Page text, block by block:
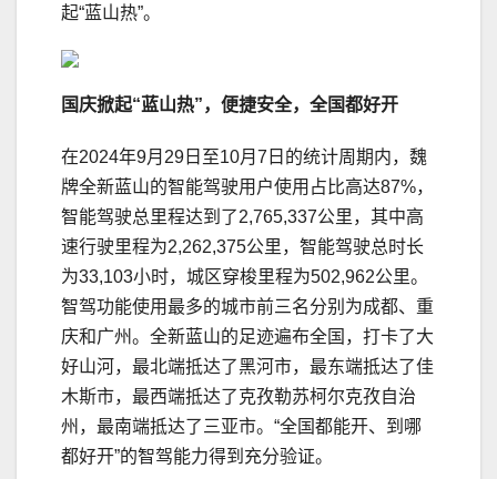
起“蓝山热”。
国庆掀起“蓝山热”， 便捷安全，全国都好开
在2024年9月29日至10月7日的统计周期内，魏
牌全新蓝山的智能驾驶用户使用占比高达87%，
智能驾驶总里程达到了2,765,337公里，其中高
速行驶里程为2,262,375公里，智能驾驶总时长
为33,103小时，城区穿梭里程为502,962公里。
智驾功能使用最多的城市前三名分别为成都、重
庆和广州。全新蓝山的足迹遍布全国，打卡了大
好山河，最北端抵达了黑河市，最东端抵达了佳
木斯市，最西端抵达了克孜勒苏柯尔克孜自治
州，最南端抵达了三亚市。“全国都能开、到哪
都好开”的智驾能力得到充分验证。